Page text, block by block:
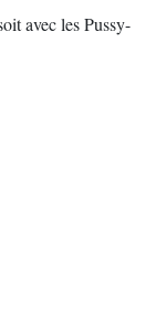
avec les Pussy-